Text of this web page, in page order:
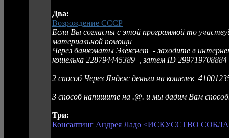
Два:
Возрождение СССР
Если Вы согласны с этой программой то
материальной помощи
Через банкоматы Элекснет - заходите в
кошелька 228794445389 , затем ID
2 способ Через Яндекс деньги на кошелек
3 способ напишите на .@. и мы дадим Вам
Три:
Консалтинг Андрея Ладо <ИСКУССТВО